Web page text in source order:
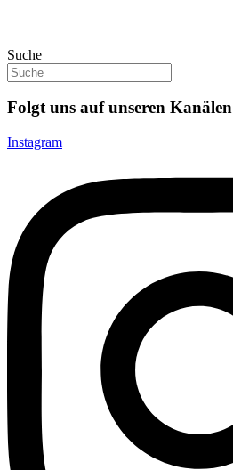
Suche
Folgt uns auf unseren Kanälen
Instagram